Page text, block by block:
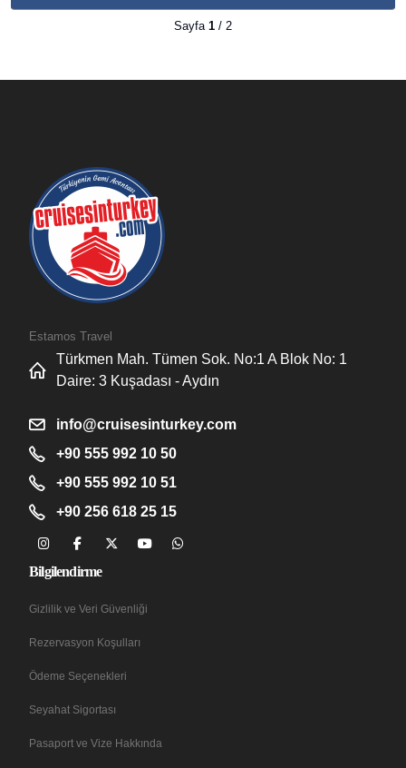
Sayfa 1 / 2
Estamos Travel
Türkmen Mah. Tümen Sok. No:1 A Blok No: 1
Daire: 3 Kuşadası - Aydın
info@cruisesinturkey.com
+90 555 992 10 50
+90 555 992 10 51
+90 256 618 25 15
Bilgilendirme
Gizlilik ve Veri Güvenliği
Rezervasyon Koşulları
Ödeme Seçenekleri
Seyahat Sigortası
Pasaport ve Vize Hakkında